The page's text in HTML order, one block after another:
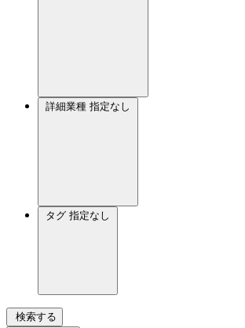
詳細業種 指定なし
タグ 指定なし
検索する